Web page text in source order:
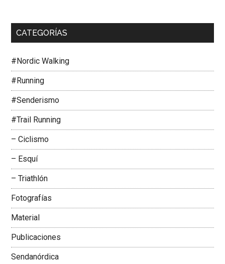
CATEGORÍAS
#Nordic Walking
#Running
#Senderismo
#Trail Running
– Ciclismo
– Esquí
– Triathlón
Fotografías
Material
Publicaciones
Sendanórdica